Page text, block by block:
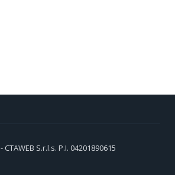
- CTAWEB S.r.l.s. P.I. 04201890615